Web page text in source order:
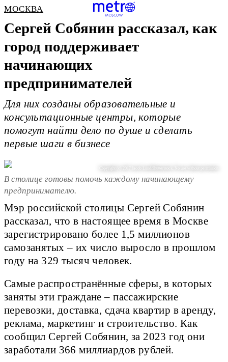
МОСКВА
Сергей Собянин рассказал, как
город поддерживает
начинающих
предпринимателей
Для них созданы образовательные и
консультационные центры, которые
помогут найти дело по душе и сделать
первые шаги в бизнесе
Copyright (c) 2017 Jacob Lund/Shutterstock. No use without permission.
В столице готовы помочь каждому начинающему
предпринимателю.
Мэр российской столицы Сергей Собянин
рассказал, что в настоящее время в Москве
зарегистрировано более 1,5 миллионов
самозанятых – их число выросло в прошлом
году на 329 тысяч человек.
Самые распространённые сферы, в которых
заняты эти граждане – пассажирские
перевозки, доставка, сдача квартир в аренду,
реклама, маркетинг и строительство. Как
сообщил Сергей Собянин, за 2023 год они
заработали 366 миллиардов рублей.